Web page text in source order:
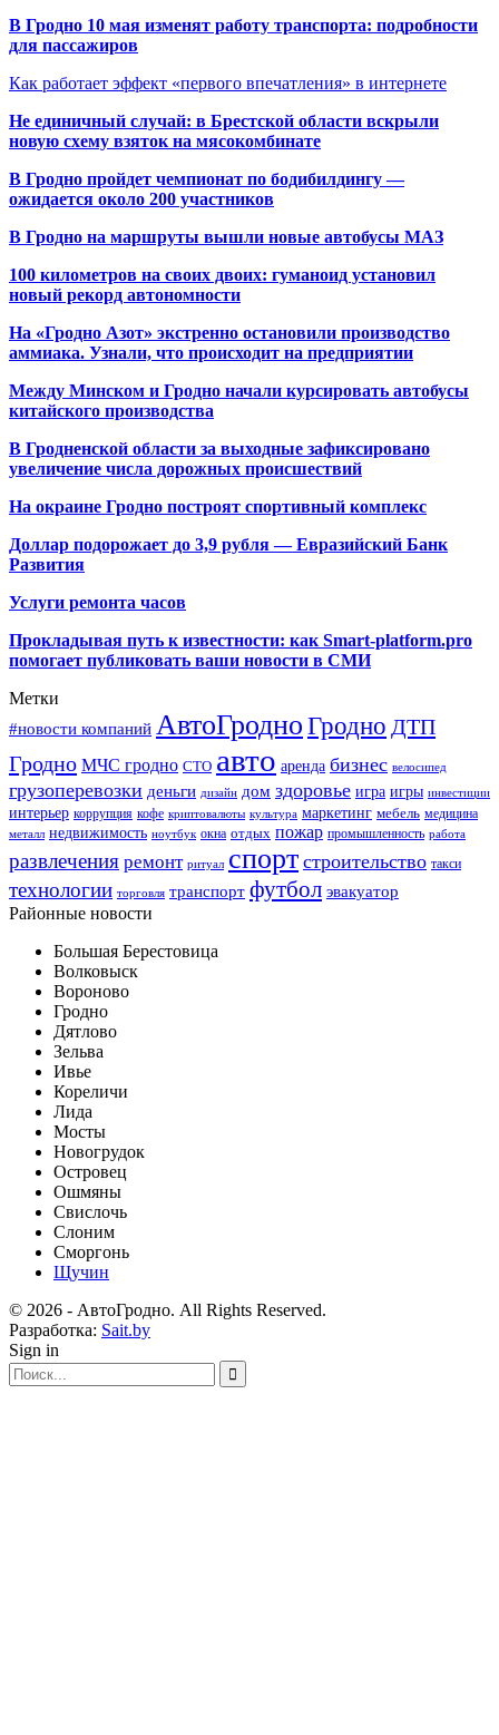
В Гродно 10 мая изменят работу транспорта: подробности
для пассажиров
Как работает эффект «первого впечатления» в интернете
Не единичный случай: в Брестской области вскрыли
новую схему взяток на мясокомбинате
В Гродно пройдет чемпионат по бодибилдингу —
ожидается около 200 участников
В Гродно на маршруты вышли новые автобусы МАЗ
100 километров на своих двоих: гуманоид установил
новый рекорд автономности
На «Гродно Азот» экстренно остановили производство
аммиака. Узнали, что происходит на предприятии
Между Минском и Гродно начали курсировать автобусы
китайского производства
В Гродненской области за выходные зафиксировано
увеличение числа дорожных происшествий
На окраине Гродно построят спортивный комплекс
Доллар подорожает до 3,9 рубля — Евразийский Банк
Развития
Услуги ремонта часов
Прокладывая путь к известности: как Smart-platform.pro
помогает публиковать ваши новости в СМИ
Метки
#новости компаний АвтоГродноГродно ДТП
Гродно МЧС гродно СТО авто аренда бизнес велосипед
грузоперевозки деньги дизайн дом здоровье игра игры инвестиции
интерьер коррупция кофе криптовалюты культура маркетинг мебель медицина
металл недвижимость ноутбук окна отдых пожар промышленность работа
развлечения ремонт ритуал спорт строительство такси
технологии торговля транспорт футбол эвакуатор
Районные новости
Большая Берестовица
Волковыск
Вороново
Гродно
Дятлово
Зельва
Ивье
Кореличи
Лида
Мосты
Новогрудок
Островец
Ошмяны
Свислочь
Слоним
Сморгонь
Щучин
© 2026 - АвтоГродно. All Rights Reserved.
Разработка: Sait.by
Sign in